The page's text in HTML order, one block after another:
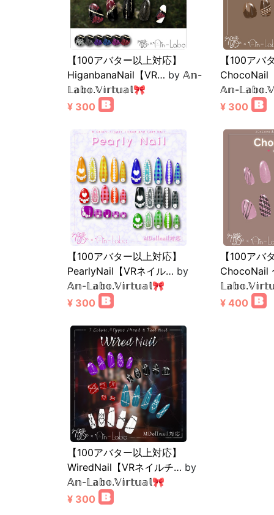
【100アバター以上対応】
HiganbanaNail【VR… by 𝔸𝕟-
𝕃𝕒𝕓𝕠.𝕍𝕚𝕣𝕥𝕦𝕒𝕝🎀
¥ 300
【100アバ
ChocoNail
𝔸𝕟-
¥ 300
【100アバター以上対応】
PearlyNail【VRネイル… by
𝔸𝕟-𝕃𝕒𝕓𝕠.𝕍𝕚𝕣𝕥𝕦𝕒𝕝🎀
¥ 300
【100アバ
ChocoNail
¥ 400
【100アバター以上対応】
WiredNail【VRネイルチ… by
𝔸𝕟-𝕃𝕒𝕓𝕠.𝕍𝕚𝕣𝕥𝕦𝕒𝕝🎀
¥ 300